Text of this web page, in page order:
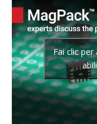
Fai clic